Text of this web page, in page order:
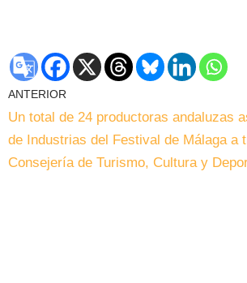
ANTERIOR
Un total de 24 productoras andaluzas
de Industrias del Festival de Málaga a
Consejería de Turismo, Cultura y